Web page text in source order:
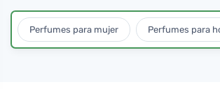
Perfumes para mujer Perfumes para